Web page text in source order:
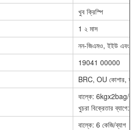
খুব ক্রিস্পি
1 ২ মাস
নন-জিএমও, ইইউ এবং
19041 00000
BRC, OU কোশার,
বাল্কে: 6kgx2bag/
খুচরা বিক্রেতার ব্যাগে:
বাল্কে: 6 কেজি/ব্যাগ